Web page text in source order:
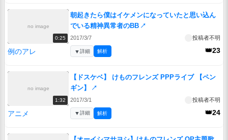
no image
0:25
朝起きたら僕はイケメンになっていたと思い込ん
でいる精神異常者のBB ↗
2017/3/7 投稿者不明
例のアレ 👑23
▼詳細 解析
no image
1:32
【ドスケベ】 けものフレンズ PPPライブ 【ペン
ギン】
↗
2017/3/1 投稿者不明
アニメ 👑24
▼詳細 解析